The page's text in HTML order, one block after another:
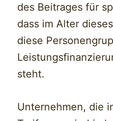
des Beitrages für
dass im Alter
diese
steht.
Unternehmen, die